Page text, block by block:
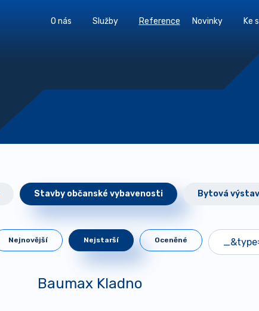
O nás Služby Reference Novinky Ke
Stavby občanské vybavenosti Bytová
Nejnovější Nejstarší Oceněné
Baumax Kladno